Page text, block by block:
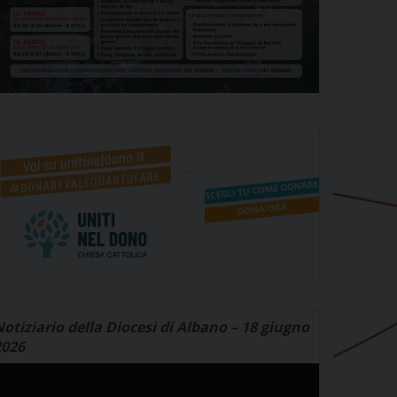
della Diocesi di Albano – 18 giugno